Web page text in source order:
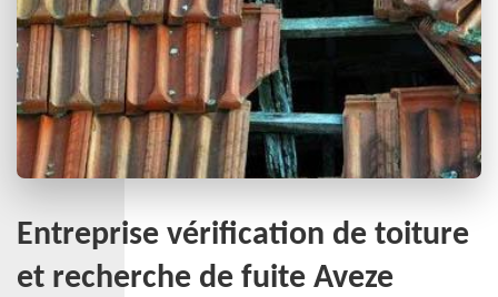
Entreprise vérification de toiture
et recherche de fuite Aveze